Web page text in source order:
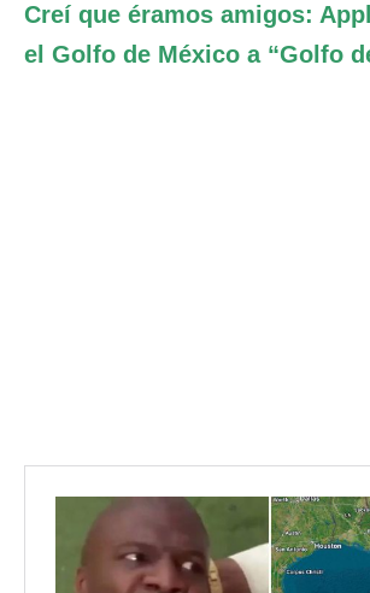
Creí que éramos amigos:
el Golfo de México a “Golfo